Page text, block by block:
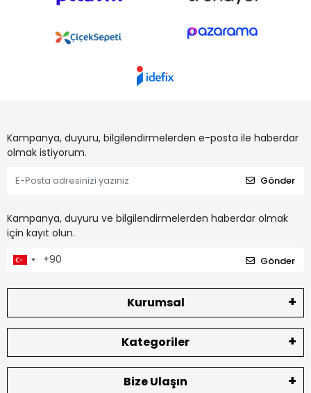
Kampanya, duyuru, bilgilendirmelerden e-posta ile haberdar
olmak istiyorum.
Gönder
Kampanya, duyuru ve bilgilendirmelerden haberdar olmak
için kayıt olun.
Gönder
Kurumsal
Kategoriler
Bize Ulaşın